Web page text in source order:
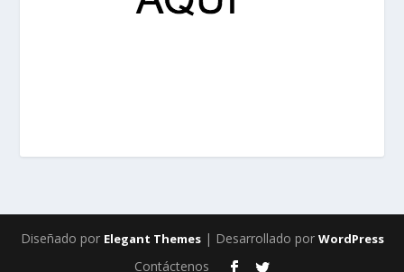
Diseñado por Elegant Themes| Desarrollado por WordPress
Contáctenos